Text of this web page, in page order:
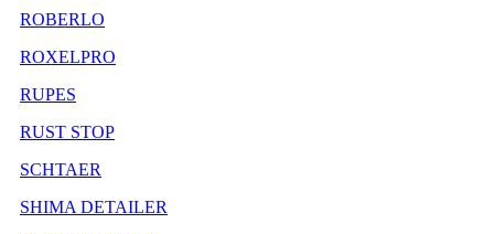
ROBERLO
ROXELPRO
RUPES
RUST STOP
SCHTAER
SHIMA DETAILER